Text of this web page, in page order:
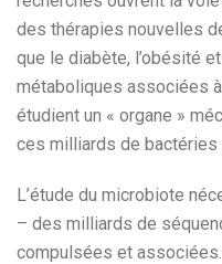
des thérapies nouvelles
que le diabète, l’obésité
métaboliques associées
étudient un « organe »
ces milliards de
L’étude du microbiote
– des milliards de
compulsées et